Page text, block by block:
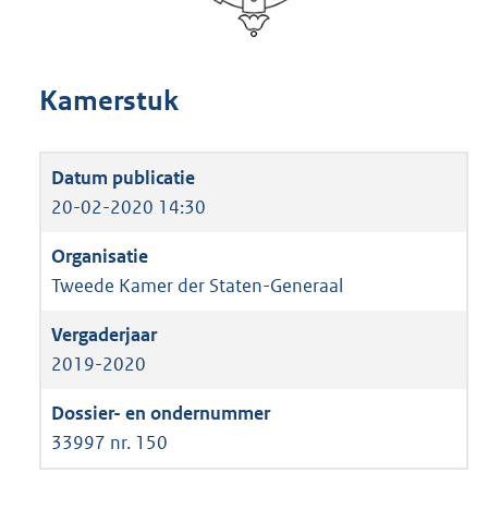
Kamerstuk
20-02-2020 14:30
Tweede Kamer der Staten-Generaal
2019-2020
33997 nr. 150